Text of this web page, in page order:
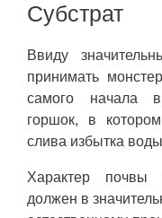
Субстрат
Ввиду
принимать
самого начала
горшок, в
слива избытка
Характер почвы
должен в